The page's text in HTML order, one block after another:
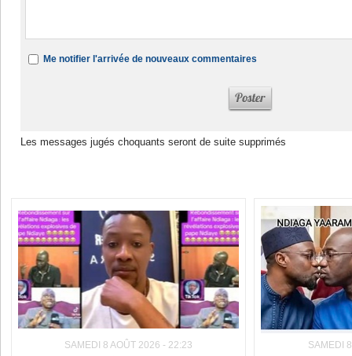
Me notifier l'arrivée de nouveaux commentaires
Les messages jugés choquants seront de suite supprimés
SAMEDI 8 AOÛT 2026 - 22:23
SAMEDI